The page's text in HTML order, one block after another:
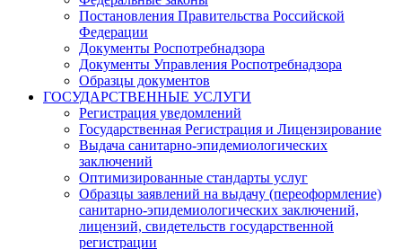
Постановления Правительства Российской
Федерации
Документы Роспотребнадзора
Документы Управления Роспотребнадзора
Образцы документов
ГОСУДАРСТВЕННЫЕ УСЛУГИ
Регистрация уведомлений
Государственная Регистрация и Лицензирование
Выдача санитарно-эпидемиологических
заключений
Оптимизированные стандарты услуг
Образцы заявлений на выдачу (переоформление)
санитарно-эпидемиологических заключений,
лицензий, свидетельств государственной
регистрации